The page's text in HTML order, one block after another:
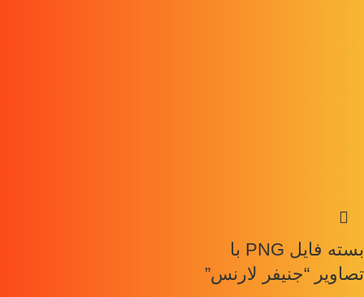
بسته فایل PNG با
تصاویر “جنیفر لارنس”